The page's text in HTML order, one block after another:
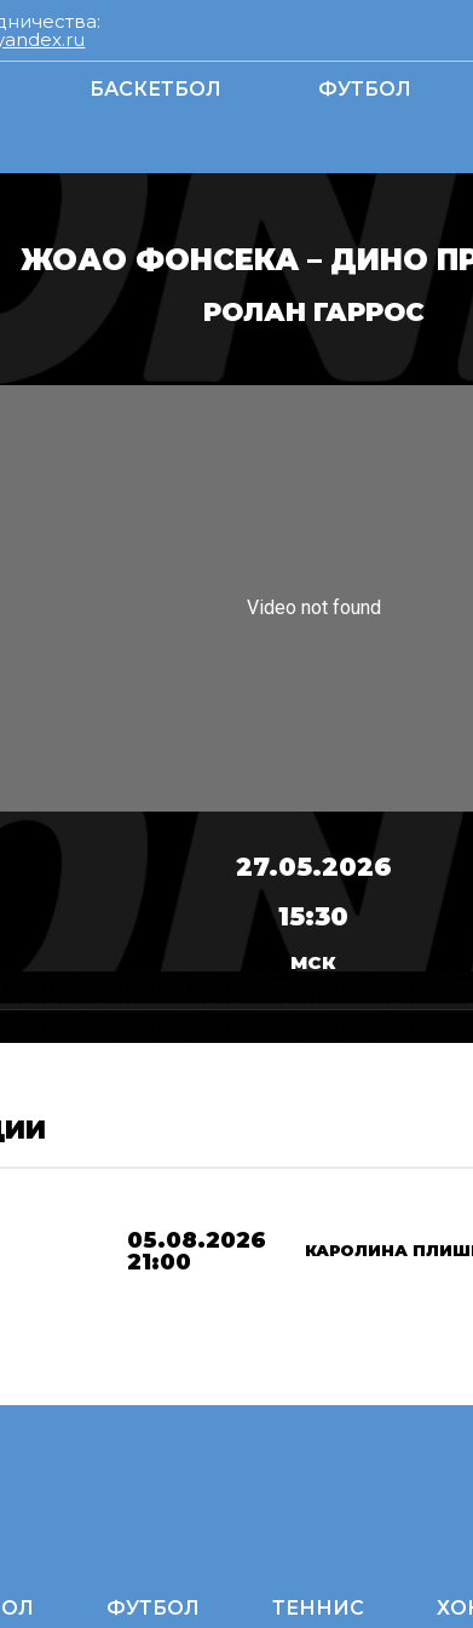
БАСКЕТБОЛ ФУТБОЛ
ЖОАО ФОНСЕКА – ДИНО
РОЛАН ГАРРОС
27.05.2026
15:30
МСК
05.08.2026
21:00
КАРОЛИНА
ФУТБОЛ ТЕННИС